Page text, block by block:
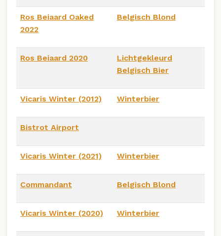
Ros Beiaard Oaked
2022
Belgisch Blond
Ros Beiaard 2020
Lichtgekleurd
Belgisch Bier
Vicaris Winter (2012) Winterbier
Bistrot Airport
Vicaris Winter (2021) Winterbier
Commandant Belgisch Blond
Vicaris Winter (2020) Winterbier